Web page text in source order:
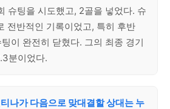
슈팅을 시도했고, 2골을 넣었다. 슈
전반적인 기록이었고, 특히 후반
이 완전히 닫혔다. 그의 최종 경기
분이었다.
나가 다음으로 맞대결할 상대는 누